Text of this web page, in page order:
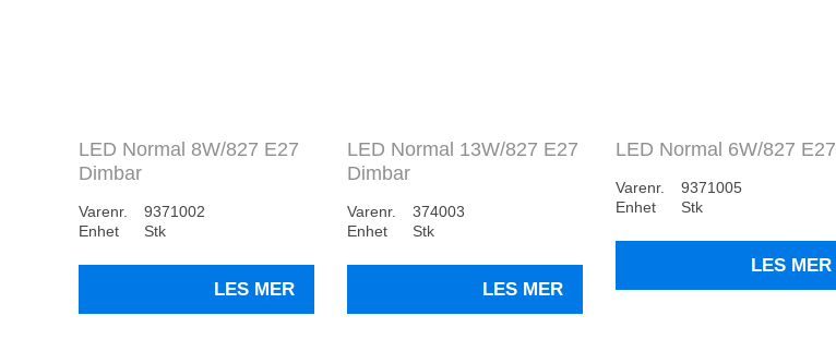
LED Normal 8W/827 E27
Dimbar
Varenr.
9371002
Enhet
Stk
LES MER
LED Normal 13W/827 E27
Dimbar
Varenr.
374003
Enhet
Stk
LES MER
LED Normal 6W/827 E27
Varenr.
9371005
Enhet
Stk
LES MER